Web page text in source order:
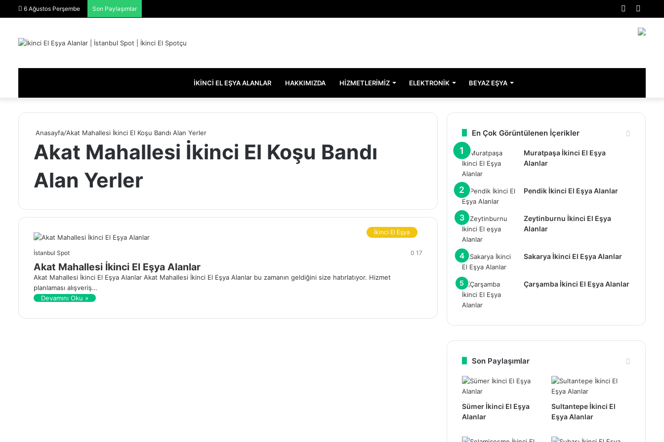
6 Ağustos Perşembe Son Paylaşımlar
Rastgele
Makale
İKINCI EL EŞYA ALANLAR HAKKIMIZDA HIZMETLERIMIZ ELEKTRONIK BEYAZ EŞYA
Anasayfa/Akat Mahallesi İkinci El Koşu Bandı Alan Yerler
Akat Mahallesi İkinci El Koşu Bandı
Alan Yerler
İkinci El Eşya
İstanbul Spot 0 17
Akat Mahallesi İkinci El Eşya Alanlar
Akat Mahallesi İkinci El Eşya Alanlar Akat Mahallesi İkinci El Eşya Alanlar bu zamanın geldiğini size hatırlatıyor. Hizmet
planlaması alışveriş…
Devamını Oku »
En Çok Görüntülenen İçerikler
Muratpaşa İkinci El Eşya
Alanlar
Pendik İkinci El Eşya Alanlar
Zeytinburnu İkinci El Eşya
Alanlar
Sakarya İkinci El Eşya Alanlar
Çarşamba İkinci El Eşya Alanlar
Son Paylaşımlar
Sümer İkinci El Eşya
Alanlar
Sultantepe İkinci El
Eşya Alanlar